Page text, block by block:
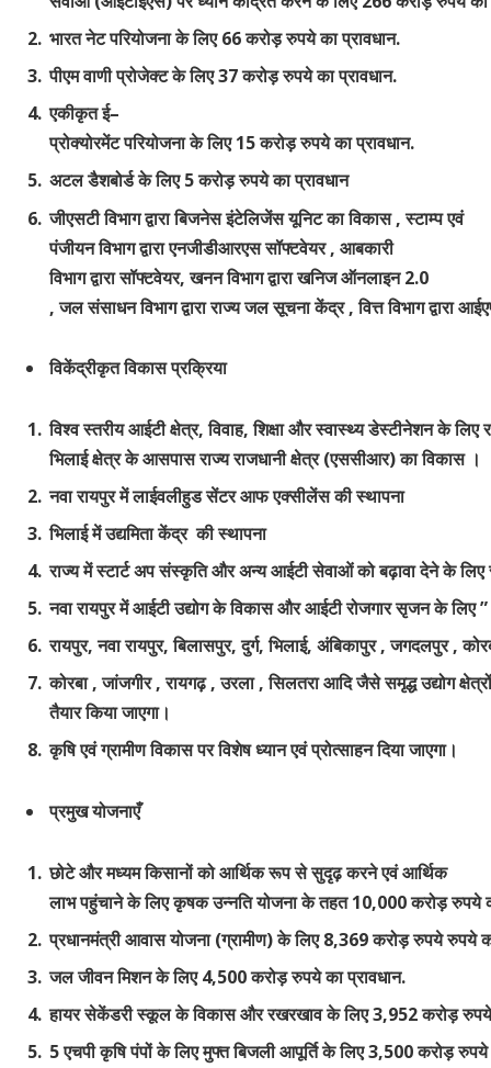
भारतनेटपरियोजनाकेलिए66करोड़रुपयेकाप्रावधान.
पीएमवाणीप्रोजेक्टकेलिए37करोड़रुपयेकाप्रावधान.
एकीकृतई–
प्रोक्योरमेंटपरियोजनाकेलिए15करोड़रुपयेकाप्रावधान.
अटलडैशबोर्डकेलिए5करोड़रुपयेकाप्रावधान
जीएसटीविभागद्वाराबिजनेसइंटेलिजेंसयूनिटकाविकास,स्टाम्प एवं
पंजीयन विभागद्वाराएनजीडीआरएससॉफ्टवेयर, आबकारी
विभागद्वारासॉफ्टवेयर,खननविभागद्वाराखनिजऑनलाइन2.0
,जलसंसाधनविभागद्वाराराज्यजलसूचनाकेंद्र,वित्तविभागद्वारा
विकेंद्रीकृतविकासप्रक्रिया
विश्व स्तरीय आईटी क्षेत्र, विवाह, शिक्षा और स्वास्थ्य डेस्टीनेशन के लिए
भिलाई क्षेत्र के आसपासराज्यराजधानीक्षेत्र(एससीआर)का विकास ।
नवा रायपुर मेंलाईवलीहुड सेंटर आफ एक्सीलेंस की स्थापना
भिलाई मेंउद्यमिताकेंद्र की स्थापना
राज्य में स्टार्ट अप संस्कृति और अन्य आईटी सेवाओं को बढ़ावा देने के लिए
नवा रायपुर में आईटी उद्योग के विकास और आईटी रोजगार सृजन के लिए ”
रायपुर, नवा रायपुर, बिलासपुर, दुर्ग, भिलाई, अंबिकापुर , जगदलपुर ,
कोरबा , जांजगीर , रायगढ़ , उरला , सिलतरा आदि जैसे समृद्ध उद्योग
तैयारकियाजाएगा।
कृषिएवंग्रामीणविकासपर विशेष ध्यान एवं प्रोत्साहनदियाजाएगा।
प्रमुखयोजनाएँ
छोटे और मध्यम किसानों को आर्थिक रूप से सुदृढ़ करने एवं आर्थिक
लाभ पहुंचाने के लिएकृषकउन्नतियोजनाके तहत 10,000 करोड़ रुपये
प्रधानमंत्रीआवासयोजना(ग्रामीण)के लिए 8,369 करोड़ रुपये रुपये
जलजीवनमिशनके लिए 4,500 करोड़ रुपये का प्रावधान.
हायरसेकेंडरीस्कूलके विकास और रखरखाव के लिए 3,952 करोड़ रुपये
5एचपीकृषिपंपोंकेलिएमुफ्तबिजलीआपूर्तिके लिए 3,500 करोड़ रुपये